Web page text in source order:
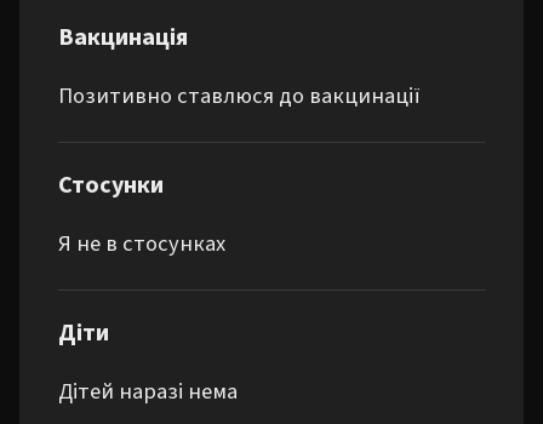
Вакцинація
Позитивно ставлюся до вакцинації
Стосунки
Я не в стосунках
Діти
Дітей наразі нема